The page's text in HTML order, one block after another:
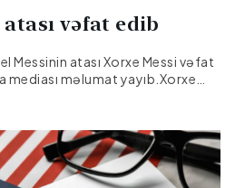
vəfat edib
Messinin atası Xorxe Messi vəfat
məlumat yayıb.Xorxe
68 yaşında dünyasını
müddətdir problem yarandığı